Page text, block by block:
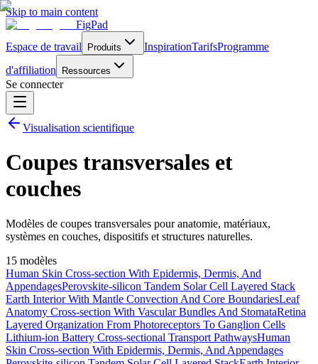
Skip to main content
FigPad
Espace de travail
Produits InspirationTarifsProgramme
d'affiliation
Ressources
Se connecter
Visualisation scientifique
Coupes transversales et
couches
Modèles de coupes transversales pour anatomie, matériaux,
systèmes en couches, dispositifs et structures naturelles.
15 modèles
Human Skin Cross-section With Epidermis, Dermis, And
AppendagesPerovskite-silicon Tandem Solar Cell Layered Stack
Earth Interior With Mantle Convection And Core BoundariesLeaf
Anatomy Cross-section With Vascular Bundles And StomataRetina
Layered Organization From Photoreceptors To Ganglion Cells
Lithium-ion Battery Cross-sectional Transport PathwaysHuman
Skin Cross-section With Epidermis, Dermis, And Appendages